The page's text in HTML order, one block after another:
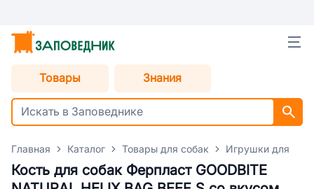
Товары Знания
Главная Каталог Товары для собак Игрушки для
Кость для собак Ферпласт GOODBITE